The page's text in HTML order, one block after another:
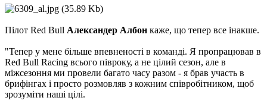
Пілот Red Bull Александер Албон каже, що тепер все інакше.
"Тепер у мене більше впевненості в команді. Я пропрацював в
Red Bull Racing всього півроку, а не цілий сезон, але в
міжсезоння ми провели багато часу разом - я брав участь в
брифінгах і просто розмовляв з кожним співробітником, щоб
зрозуміти наші цілі.